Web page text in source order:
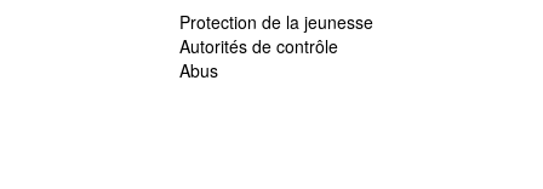
Protection de la jeunesse
Autorités de contrôle
Abus